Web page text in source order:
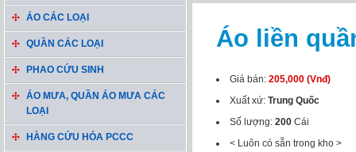
ÁO CÁC LOẠI
QUẦN CÁC LOẠI
PHAO CỨU SINH
ÁO MƯA, QUẦN ÁO MƯA CÁC
LOẠI
HÀNG CỨU HỎA PCCC
Áo liền
Giá bán: 205,000 (Vnđ)
Xuất xứ: Trung Quốc
Số lượng: 200 Cái
< Luôn có sẵn trong kho >